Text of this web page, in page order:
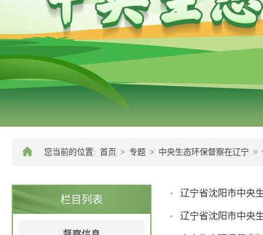
您当前的位置: 首页 > 专题 > 中央生态环保督察在辽宁 >
栏目列表
辽宁省沈阳市中央
辽宁省沈阳市中央